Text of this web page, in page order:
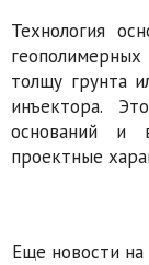
Технология
толщу грунта
инъектора.
оснований и
проектные
Еще новости на